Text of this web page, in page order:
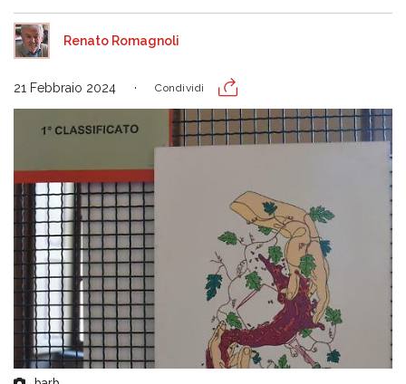
Renato Romagnoli
21 Febbraio 2024 Condividi